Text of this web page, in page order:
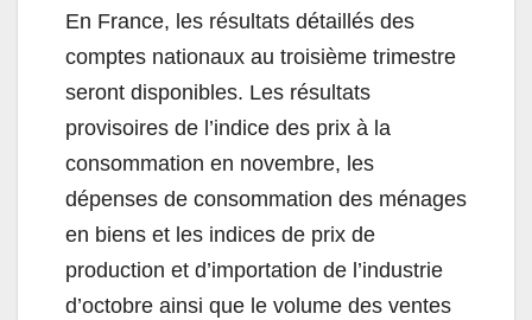
En France, les résultats détaillés des
comptes nationaux au troisième trimestre
seront disponibles. Les résultats
provisoires de l’indice des prix à la
consommation en novembre, les
dépenses de consommation des ménages
en biens et les indices de prix de
production et d’importation de l’industrie
d’octobre ainsi que le volume des ventes